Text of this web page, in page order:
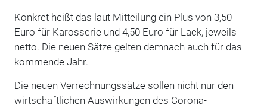
Konkret heißt das laut Mitteilung ein Plus von 3,50
Euro für Karosserie und 4,50 Euro für Lack, jeweils
netto. Die neuen Sätze gelten demnach auch für das
kommende Jahr.
Die neuen Verrechnungssätze sollen nicht nur den
wirtschaftlichen Auswirkungen des Corona-